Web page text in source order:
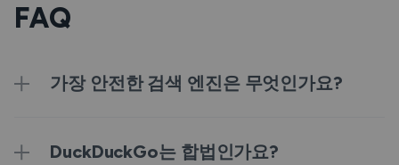
FAQ
가장 안전한 검색 엔진은 무엇인가요?
DuckDuckGo는 합법인가요?